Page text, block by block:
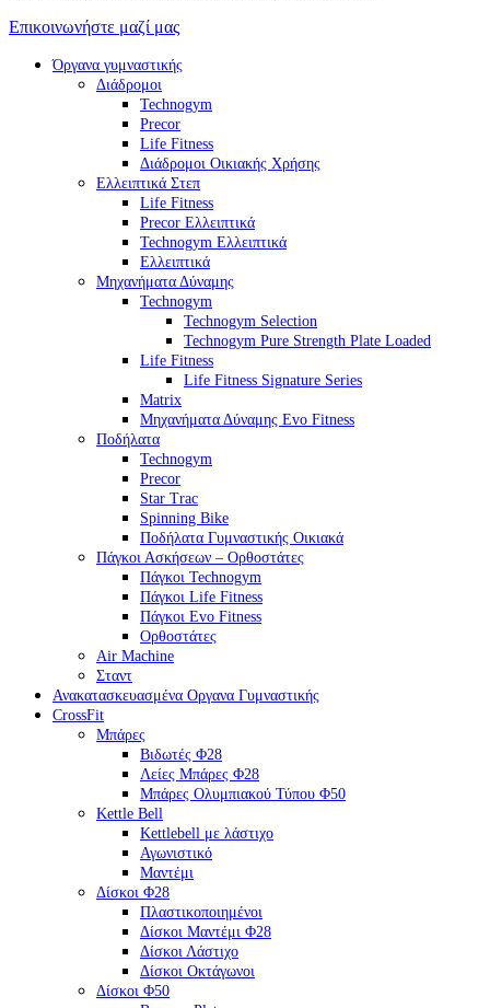
Επικοινωνήστε μαζί μας
Όργανα γυμναστικής
Διάδρομοι
Technogym
Precor
Life Fitness
Διάδρομοι Οικιακής Χρήσης
Ελλειπτικά Στεπ
Life Fitness
Precor Ελλειπτικά
Technogym Ελλειπτικά
Ελλειπτικά
Μηχανήματα Δύναμης
Technogym
Technogym Selection
Technogym Pure Strength Plate Loaded
Life Fitness
Life Fitness Signature Series
Matrix
Μηχανήματα Δύναμης Evo Fitness
Ποδήλατα
Technogym
Precor
Star Trac
Spinning Bike
Ποδήλατα Γυμναστικής Οικιακά
Πάγκοι Ασκήσεων – Ορθοστάτες
Πάγκοι Technogym
Πάγκοι Life Fitness
Πάγκοι Evo Fitness
Ορθοστάτες
Air Machine
Σταντ
Ανακατασκευασμένα Οργανα Γυμναστικής
CrossFit
Μπάρες
Βιδωτές Φ28
Λείες Μπάρες Φ28
Μπάρες Ολυμπιακού Τύπου Φ50
Kettle Bell
Kettlebell με λάστιχο
Αγωνιστικό
Μαντέμι
Δίσκοι Φ28
Πλαστικοποιημένοι
Δίσκοι Μαντέμι Φ28
Δίσκοι Λάστιχο
Δίσκοι Οκτάγωνοι
Δίσκοι Φ50